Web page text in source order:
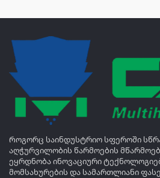
Როგორც საინდუსტრიო სფეროში
აღჭურვილობის წარმოების
ეყრდნობა ინოვაციური
მომსახურების და სამართლიანი